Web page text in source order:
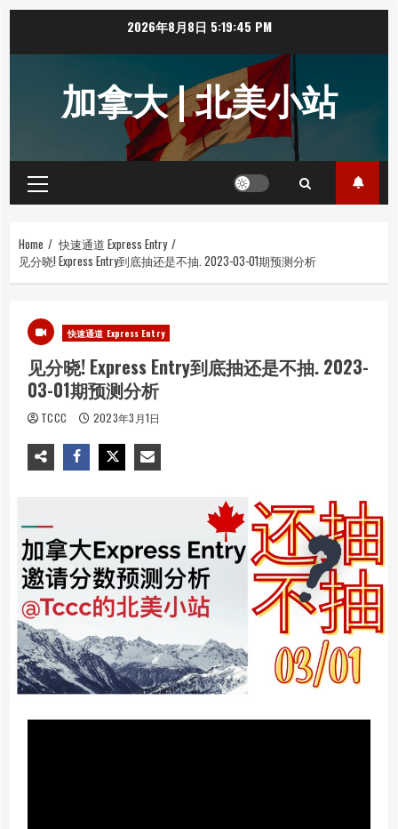
2026年8月8日 5:19:45 PM
加拿大 | 北美小站
Primary
Menu
Home
快速通道 Express Entry
见分晓! Express Entry到底抽还是不抽. 2023-03-01期预测分析
快速通道 Express Entry
见分晓! Express Entry到底抽还是不抽. 2023-
03-01期预测分析
TCCC 2023年3月1日